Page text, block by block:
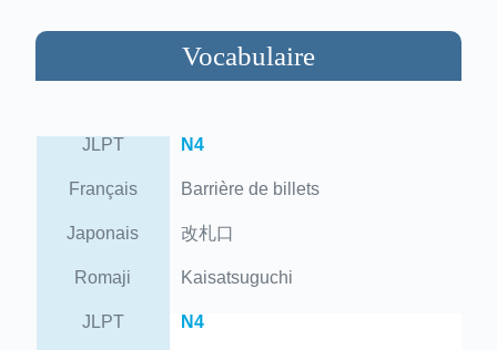
Vocabulaire
JLPT N4
Français Barrière de billets
Japonais 改札口
Romaji Kaisatsuguchi
JLPT N4